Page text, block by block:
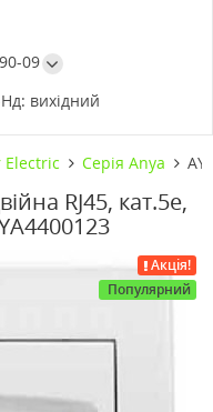
09
вихідний
Electric Cерія Anya
RJ45, кат.5e,
Акція!
Популярний